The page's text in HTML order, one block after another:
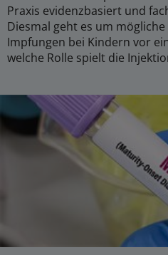
Praxis evidenzbasiert und
Diesmal geht es um
Impfungen bei Kindern vor
welche Rolle spielt die